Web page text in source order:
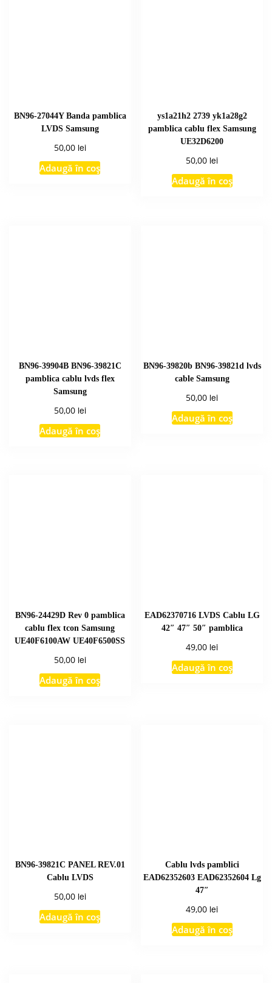
BN96-27044Y Banda pamblica
LVDS Samsung
50,00 lei
Adaugă în coș
ys1a21h2 2739 yk1a28g2
pamblica cablu flex Samsung
UE32D6200
50,00 lei
Adaugă în coș
BN96-39904B BN96-39821C
pamblica cablu lvds flex
Samsung
50,00 lei
Adaugă în coș
BN96-39820b BN96-39821d lvds
cable Samsung
50,00 lei
Adaugă în coș
BN96-24429D Rev 0 pamblica
cablu flex tcon Samsung
UE40F6100AW UE40F6500SS
50,00 lei
Adaugă în coș
EAD62370716 LVDS Cablu LG
42″ 47″ 50″ pamblica
49,00 lei
Adaugă în coș
BN96-39821C PANEL REV.01
Cablu LVDS
50,00 lei
Adaugă în coș
Cablu lvds pamblici
EAD62352603 EAD62352604 Lg
47″
49,00 lei
Adaugă în coș